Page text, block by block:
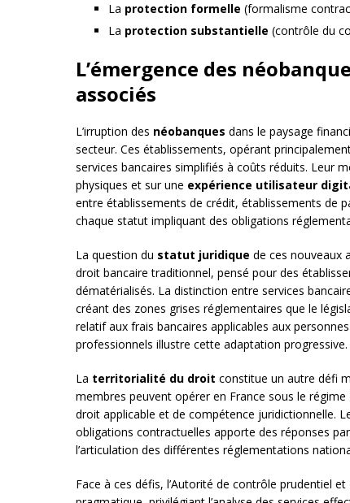
La protection formelle (formalisme
La protection substantielle (contrôle du
L’émergence des
associés
L’irruption des néobanques dans le paysage
secteur. Ces établissements, opérant
services bancaires simplifiés à coûts réduits. Leur
physiques et sur une expérience utilisateur
entre établissements de crédit, établissements de
chaque statut impliquant des obligations
La question du statut juridique de ces nouveaux
droit bancaire traditionnel, pensé pour des
dématérialisés. La distinction entre services
créant des zones grises réglementaires que le
relatif aux frais bancaires applicables aux
professionnels illustre cette adaptation progressive.
La territorialité du droit constitue un autre défi
membres peuvent opérer en France sous le
droit applicable et de compétence juridictionnelle.
obligations contractuelles apporte des réponses
l’articulation des différentes réglementations
Face à ces défis, l’Autorité de contrôle prudentiel